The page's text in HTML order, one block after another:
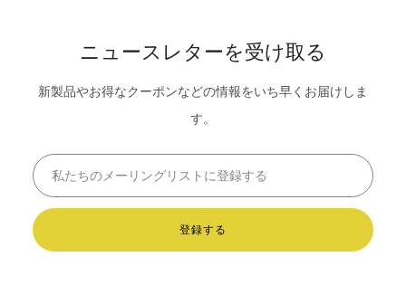
ニュースレターを受け取る
新製品やお得なクーポンなどの情報をいち早くお届けしま
す。
登録する